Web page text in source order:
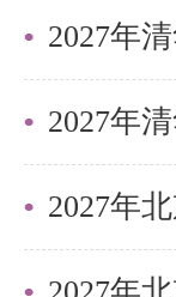
2027年
2027年